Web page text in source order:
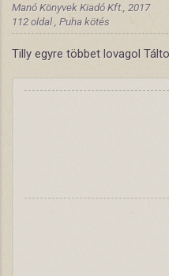
Manó Könyvek Kiadó Kft., 2017
112 oldal , Puha kötés
Tilly egyre többet lovagol